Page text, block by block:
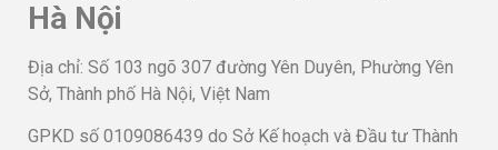
Hà Nội
Địa chỉ: Số 103 ngõ 307 đường Yên Duyên, Phường Yên
Sở, Thành phố Hà Nội, Việt Nam
GPKD số 0109086439 do Sở Kế hoạch và Đầu tư Thành